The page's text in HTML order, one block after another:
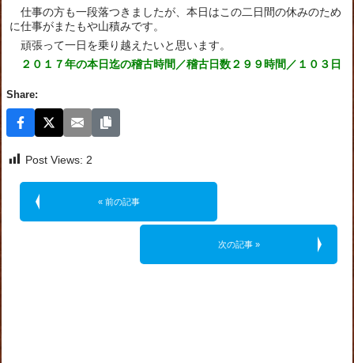
仕事の方も一段落つきましたが、本日はこの二日間の休みのため
に仕事がまたもや山積みです。
頑張って一日を乗り越えたいと思います。
２０１７年の本日迄の稽古時間／稽古日数２９９時間／１０３日
Share:
Post Views: 2
« 前の記事
次の記事 »